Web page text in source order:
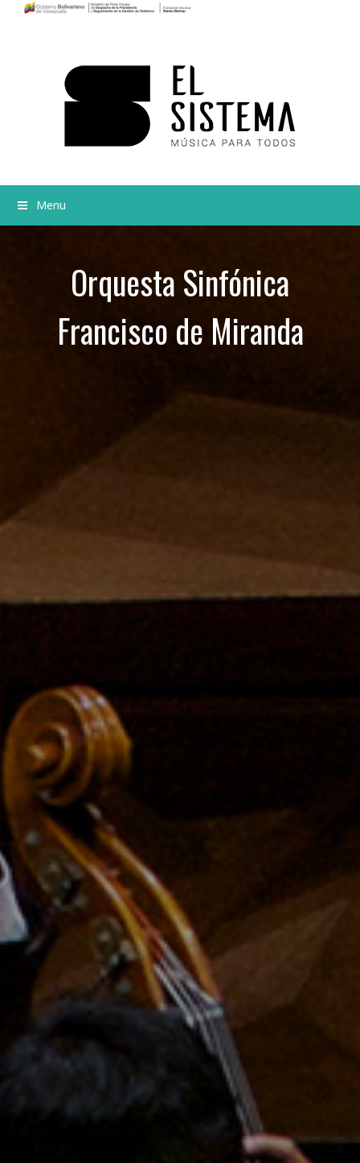
Menu
Orquesta Sinfónica
Francisco de Miranda